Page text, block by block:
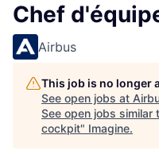
Chef
Airbus
This job is no longer
See open jobs at
See open jobs similar
cockpit" Imagine.